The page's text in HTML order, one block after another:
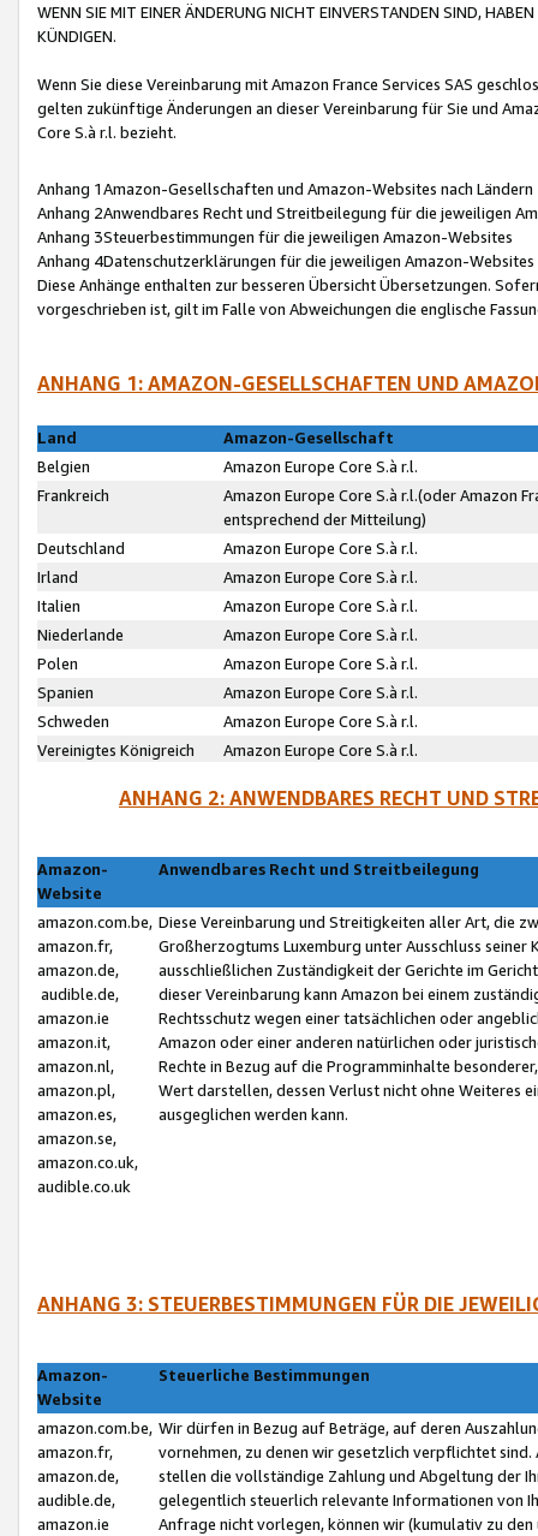
WENN SIE MIT EINER ÄNDERUNG NICHT EINVERSTANDEN SIND,
KÜNDIGEN.
Wenn Sie diese Vereinbarung mit Amazon France Services SAS
gelten zukünftige Änderungen an dieser Vereinbarung für Sie und
Core S.à r.l. bezieht.
Anhang 1Amazon-Gesellschaften und Amazon-Websites nach Ländern
Anhang 2Anwendbares Recht und Streitbeilegung für die jeweiligen
Anhang 3Steuerbestimmungen für die jeweiligen Amazon-Websites
Anhang 4Datenschutzerklärungen für die jeweiligen Amazon-Websites
Diese Anhänge enthalten zur besseren Übersicht Übersetzungen.
vorgeschrieben ist, gilt im Falle von Abweichungen die englische
ANHANG 1: AMAZON-GESELLSCHAFTEN UND
Land
Amazon-Gesellschaft
Belgien
Amazon Europe Core S.à r.l.
Frankreich
Amazon Europe Core S.à r.l.(oder Amazon
entsprechend der Mitteilung)
Deutschland
Amazon Europe Core S.à r.l.
Irland
Amazon Europe Core S.à r.l.
Italien
Amazon Europe Core S.à r.l.
Niederlande
Amazon Europe Core S.à r.l.
Polen
Amazon Europe Core S.à r.l.
Spanien
Amazon Europe Core S.à r.l.
Schweden
Amazon Europe Core S.à r.l.
Vereinigtes Königreich
Amazon Europe Core S.à r.l.
ANHANG 2: ANWENDBARES RECHT UND
Amazon-
Website
Anwendbares Recht und Streitbeilegung
amazon.com.be,
amazon.fr,
amazon.de,
audible.de,
amazon.ie
amazon.it,
amazon.nl,
amazon.pl,
amazon.es,
amazon.se,
amazon.co.uk,
audible.co.uk
Diese Vereinbarung und Streitigkeiten aller Art, die
Großherzogtums Luxemburg unter Ausschluss
ausschließlichen Zuständigkeit der Gerichte im
dieser Vereinbarung kann Amazon bei einem
Rechtsschutz wegen einer tatsächlichen oder
Amazon oder einer anderen natürlichen oder
Rechte in Bezug auf die Programminhalte
Wert darstellen, dessen Verlust nicht ohne Weiteres
ausgeglichen werden kann.
ANHANG 3: STEUERBESTIMMUNGEN FÜR DIE
Amazon-
Website
Steuerliche Bestimmungen
amazon.com.be,
amazon.fr,
amazon.de,
audible.de,
amazon.ie
Wir dürfen in Bezug auf Beträge, auf deren
vornehmen, zu denen wir gesetzlich verpflichtet
stellen die vollständige Zahlung und Abgeltung der
gelegentlich steuerlich relevante Informationen von
Anfrage nicht vorlegen, können wir (kumulativ zu